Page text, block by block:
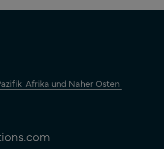
Afrika und Naher Osten